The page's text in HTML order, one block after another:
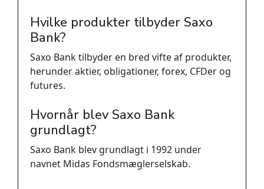
Hvilke produkter tilbyder Saxo
Bank?
Saxo Bank tilbyder en bred vifte af produkter,
herunder aktier, obligationer, forex, CFDer og
futures.
Hvornår blev Saxo Bank
grundlagt?
Saxo Bank blev grundlagt i 1992 under
navnet Midas Fondsmæglerselskab.